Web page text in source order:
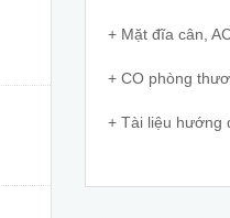
+ Mặt đĩa cân,
+ CO phòng
+ Tài liệu hướng